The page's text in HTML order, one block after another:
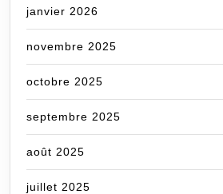
janvier 2026
novembre 2025
octobre 2025
septembre 2025
août 2025
juillet 2025